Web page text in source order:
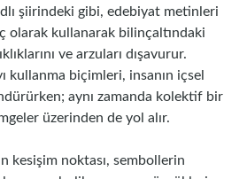
şiirindeki gibi, edebiyat metinleri
olarak kullanarak bilinçaltındaki
ve arzuları dışavurur.
kullanma biçimleri, insanın içsel
aynı zamanda kolektif bir
üzerinden de yol alır.
kesişim noktası, sembollerin